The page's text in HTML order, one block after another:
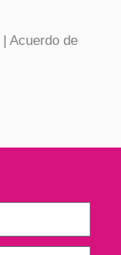
| Acuerdo de